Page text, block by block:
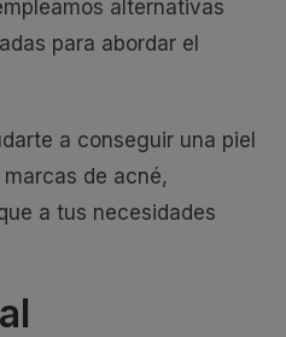
alternativas
para abordar el
a conseguir una piel
de acné,
a tus necesidades